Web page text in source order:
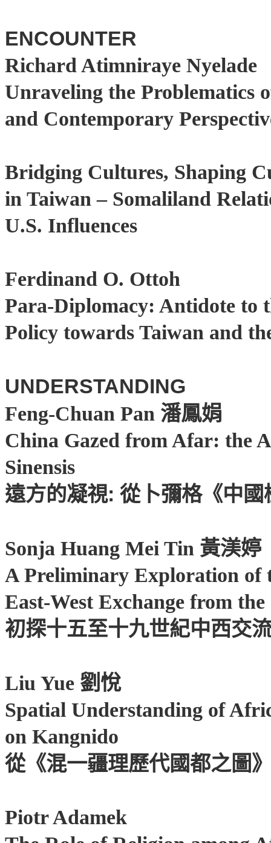
ENCOUNTER
Richard Atimniraye Nyelade
Unraveling the Problematics
and Contemporary
Bridging Cultures, Shaping
in Taiwan – Somaliland
U.S. Influences
Ferdinand O. Ottoh
Para-Diplomacy: Antidote to
Policy towards Taiwan and
UNDERSTANDING
Feng-Chuan Pan 潘鳳娟
China Gazed from Afar: the
Sinensis
遠方的凝視: 從卜彌格《中
Sonja Huang Mei Tin 黃渼婷
A Preliminary Exploration of
East-West Exchange from
初探十五至十九世紀中西交
Liu Yue 劉悅
Spatial Understanding of
on Kangnido
從《混一疆理歷代國都之圖
Piotr Adamek